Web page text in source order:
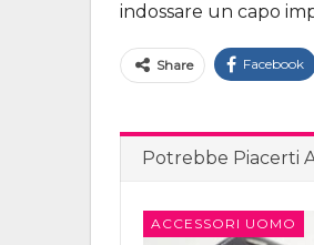
indossare un capo
Share Facebook
Potrebbe Piacerti
ACCESSORI UOMO